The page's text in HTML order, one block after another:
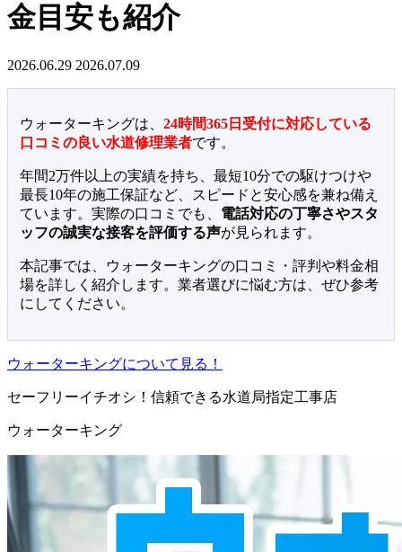
金目安も紹介
2026.06.29 2026.07.09
ウォーターキングは、 24時間365日受付に対応している
口コミの良い水道修理業者です。
年間2万件以上の実績を持ち、最短10分での駆けつけや
最長10年の施工保証など、スピードと安心感を兼ね備え
ています。実際の口コミでも、 電話対応の丁寧さやスタ
ッフの誠実な接客を評価する声が見られます。
本記事では、ウォーターキングの口コミ・評判や料金相
場を詳しく紹介します。業者選びに悩む方は、ぜひ参考
にしてください。
ウォーターキングについて見る！
セーフリーイチオシ！信頼できる水道局指定工事店
ウォーターキング